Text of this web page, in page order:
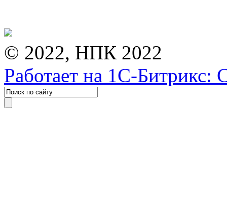
© 2022, НПК 2022
Работает на 1С-Битрикс: